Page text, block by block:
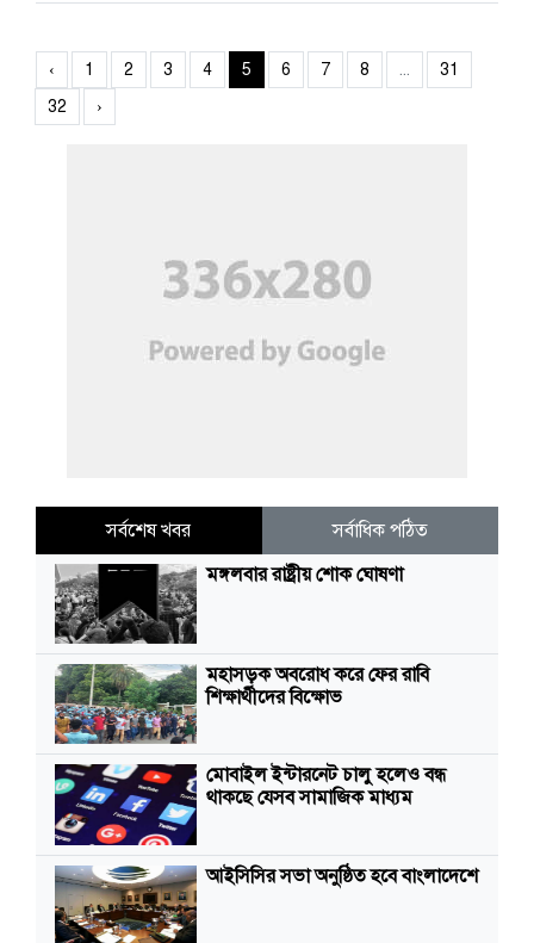
‹ 1 2 3 4 5 6 7 8 ...
31
32
›
সর্বশেষ খবর
সর্বাধিক পঠিত
মঙ্গলবার রাষ্ট্রীয় শোক ঘোষণা
মহাসড়ক অবরোধ করে ফের রাবি
শিক্ষার্থীদের বিক্ষোভ
মোবাইল ইন্টারনেট চালু হলেও বন্ধ
থাকছে যেসব সামাজিক মাধ্যম
আইসিসির সভা অনুষ্ঠিত হবে বাংলাদেশে